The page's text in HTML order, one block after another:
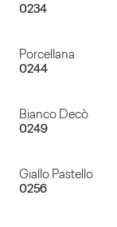
0234
Porcellana
0244
Container
Bianco Decò
0249
Container
Giallo Pastello
0256
Container